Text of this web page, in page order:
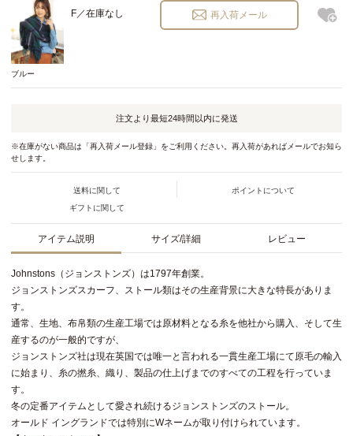
ブルー
F／在庫なし 再入荷メール
注文より最短24時間以内に発送
※在庫がない商品は「再入荷メール登録」をご利用ください。再入荷があればメールでお知ら
せします。
送料に関して
ポイントについて
ギフトに関して
アイテム説明 サイズ/詳細 レビュー
Johnstons（ジョンストンズ）は1797年創業。
ジョンストンズスカーフ、ストール類はその生産背景に大きな特長がありま
す。
通常、生地、布帛類の生産工場では原材料となる糸を他社から購入、そして生
産するのが一般的ですが、
ジョンストンズ社は現在英国では唯一と言われる一貫生産工場にて原毛の輸入
に始まり、糸の撚糸、織り、製品の仕上げまでのすべての工程を行っていま
す。
冬の定番アイテムとして愛され続けるジョンストンズのストール。
オールド イングランドでは特別にWネームが取り付けられています。